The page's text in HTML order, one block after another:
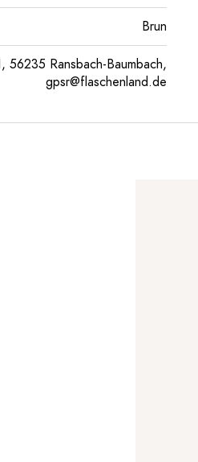
Brun
56235 Ransbach-Baumbach,
gpsr@flaschenland.de